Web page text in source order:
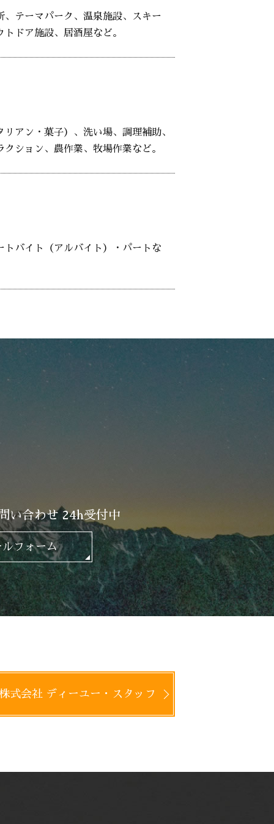
テーマパーク、温泉施設、スキー
ドア施設、居酒屋など。
アン・菓子）、洗い場、調理補助、
ション、農作業、牧場作業など。
バイト（アルバイト）・パートな
い合わせ 24h受付中
ルフォーム
式会社 ディーユー・スタッフ